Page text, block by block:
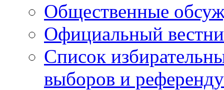
Общественные
Официальный
Список
выборов и